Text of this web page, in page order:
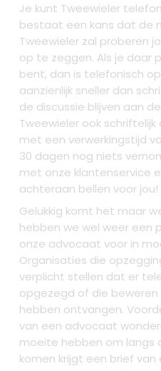
Je kunt Tweewieler
bestaat een kans dat de
Tweewieler zal proberen
op te zeggen. Als je daar
bent, dan is telefonisch
aanzienlijk sneller dan
de discussie blijven aan
Tweewieler ook
met een verwerkingstijd
30 dagen nog niets
met onze klantenservice
achteraan bellen voor jou!
Gelukkig komt het maar
hebben we wel weer een
onze advocaat voor in
Organisaties die
verplicht stellen dat er
opgezegd of die
hebben ontvangen.
van een advocaat
moeite hebben om langs
komen krijgt een brief